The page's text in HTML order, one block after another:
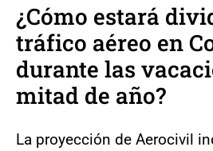
¿Cómo estará
tráfico aéreo en
durante las
mitad de año?
La proyección de Aerocivil